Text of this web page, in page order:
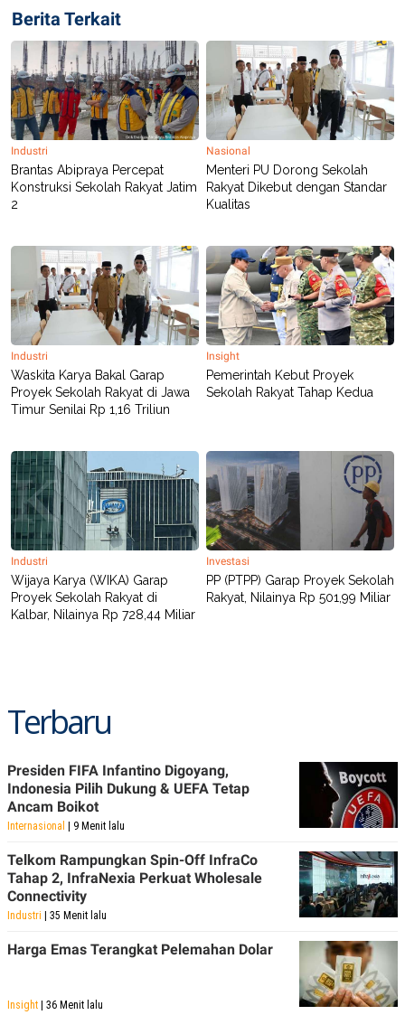
Berita Terkait
Industri
Brantas Abipraya Percepat
Konstruksi Sekolah Rakyat Jatim
2
Nasional
Menteri PU Dorong Sekolah
Rakyat Dikebut dengan Standar
Kualitas
Industri
Waskita Karya Bakal Garap
Proyek Sekolah Rakyat di Jawa
Timur Senilai Rp 1,16 Triliun
Insight
Pemerintah Kebut Proyek
Sekolah Rakyat Tahap Kedua
Industri
Wijaya Karya (WIKA) Garap
Proyek Sekolah Rakyat di
Kalbar, Nilainya Rp 728,44 Miliar
Investasi
PP (PTPP) Garap Proyek Sekolah
Rakyat, Nilainya Rp 501,99 Miliar
Terbaru
Presiden FIFA Infantino Digoyang,
Indonesia Pilih Dukung & UEFA Tetap
Ancam Boikot
Internasional | 9 Menit lalu
Telkom Rampungkan Spin-Off InfraCo
Tahap 2, InfraNexia Perkuat Wholesale
Connectivity
Industri | 35 Menit lalu
Harga Emas Terangkat Pelemahan Dolar
Insight | 36 Menit lalu